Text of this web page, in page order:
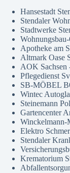
Hansestadt
Stendaler
Stadtwerke
Apotheke am
Altmark Oase
AOK Sachsen
Pflegedienst
SB-MÖBEL
Wintec
Steinemann
Gartencenter
Winckelmann-
Elektro
Stendaler
Krematorium